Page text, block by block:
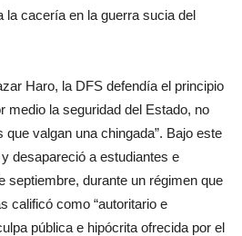
la cacería en la guerra sucia del
Haro, la DFS defendía el principio
medio la seguridad del Estado, no
valgan una chingada”. Bajo este
desapareció a estudiantes e
septiembre, durante un régimen que
calificó como “autoritario e
pública e hipócrita ofrecida por el